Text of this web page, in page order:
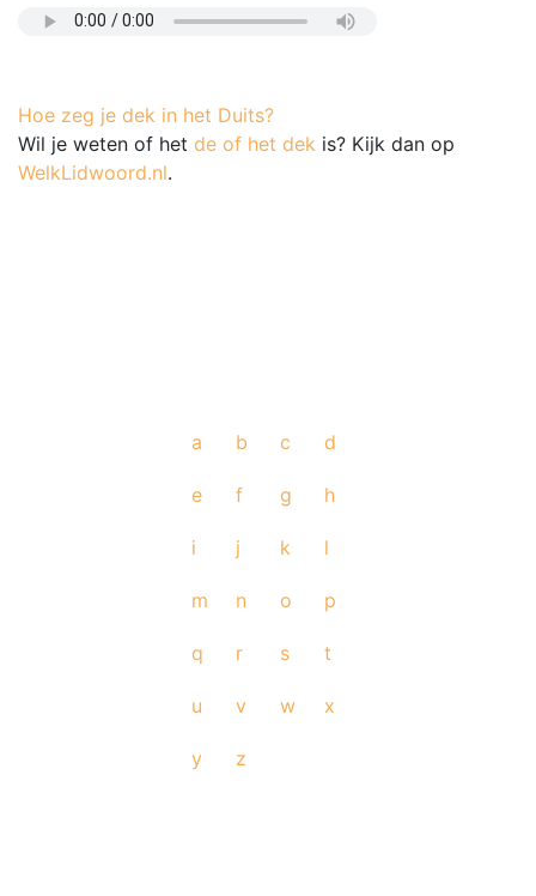
Hoe zeg je dek in het Duits?
Wil je weten of het de of het dek is? Kijk dan op
WelkLidwoord.nl.
a b c d
e f g h
i j k l
m n o p
q r s t
u v w x
y z